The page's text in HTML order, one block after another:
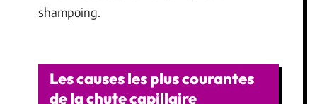
shampoing.
Les causes les plus courantes
de la chute capillaire